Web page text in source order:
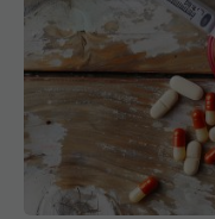
Schimbare majoră
oameni ar putea
dacă au risc